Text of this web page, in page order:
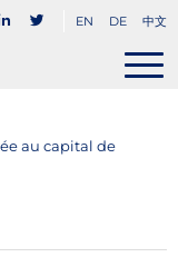
EN DE 中文
au capital de